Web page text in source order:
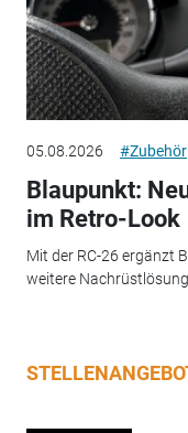
05.08.2026 #Zubehör
Blaupunkt:
im Retro-Look
Mit der RC-26 ergänzt
weitere